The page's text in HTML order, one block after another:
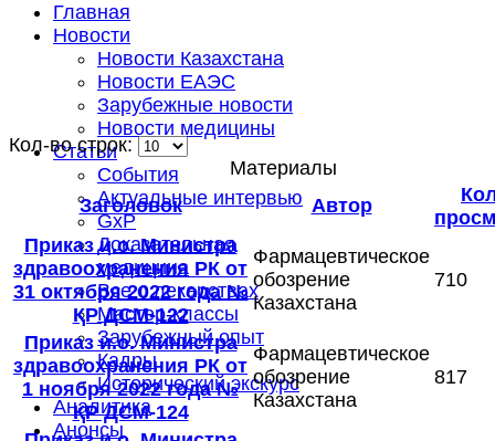
Главная
Новости
Новости Казахстана
Новости ЕАЭС
Зарубежные новости
Новости медицины
Статьи
События
Актуальные интервью
GxP
Доказательная
медицина
Все о лекарствах
Мастер-классы
Зарубежный опыт
Кадры
Исторический экскурс
Аналитика
Анонсы
Кол-во строк:
Материалы
Заголовок
Автор
Приказ и.о. Министра
здравоохранения РК от
31 октября 2022 года №
ҚР ДСМ-122
Фармацевтическое
обозрение
Казахстана
710
Приказ и.о. Министра
здравоохранения РК от
1 ноября 2022 года №
ҚР ДСМ-124
Фармацевтическое
обозрение
Казахстана
817